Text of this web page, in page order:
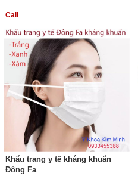
Call
Khẩu trang y tế kháng khuẩn
Đông Fa